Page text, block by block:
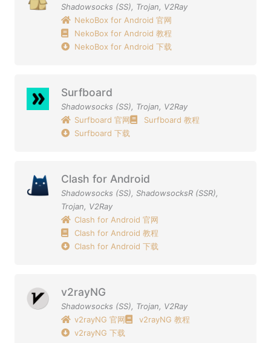
Shadowsocks (SS), Trojan, V2Ray
NekoBox for Android 官网
NekoBox for Android 教程
NekoBox for Android 下载
Surfboard
Shadowsocks (SS), Trojan, V2Ray
Surfboard 官网
Surfboard 教程
Surfboard 下载
Clash for Android
Shadowsocks (SS), ShadowsocksR (SSR),
Trojan, V2Ray
Clash for Android 官网
Clash for Android 教程
Clash for Android 下载
v2rayNG
Shadowsocks (SS), Trojan, V2Ray
v2rayNG 官网
v2rayNG 教程
v2rayNG 下载